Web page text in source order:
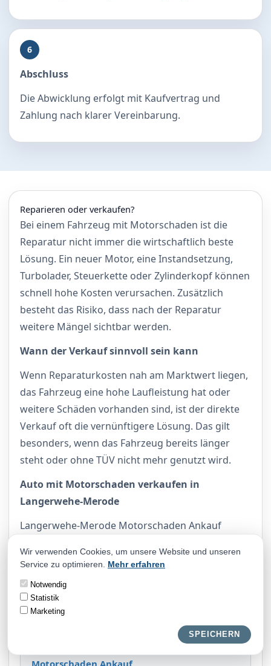
6
Abschluss
Die Abwicklung erfolgt mit Kaufvertrag und
Zahlung nach klarer Vereinbarung.
Reparieren oder verkaufen?
Bei einem Fahrzeug mit Motorschaden ist die
Reparatur nicht immer die wirtschaftlich beste
Lösung. Ein neuer Motor, eine Instandsetzung,
Turbolader, Steuerkette oder Zylinderkopf können
schnell hohe Kosten verursachen. Zusätzlich
besteht das Risiko, dass nach der Reparatur
weitere Mängel sichtbar werden.
Wann der Verkauf sinnvoll sein kann
Wenn Reparaturkosten nah am Marktwert liegen,
das Fahrzeug eine hohe Laufleistung hat oder
weitere Schäden vorhanden sind, ist der direkte
Verkauf oft die vernünftigere Lösung. Das gilt
besonders, wenn das Fahrzeug bereits länger
steht oder ohne TÜV nicht mehr genutzt wird.
Auto mit Motorschaden verkaufen in
Langerwehe-Merode
Langerwehe-Merode Motorschaden Ankauf
Entscheidend ist eine faire Einschätzung des
Restwerts. Manche Fahrzeuge sind trotz Defekt
wegen Ausstattung, Ersatzteilen oder Nachfrage
weiterhin interessant.
Weitere Orientierung bietet unsere Seite
Motorschaden Ankauf.
Wir verwenden Cookies, um unsere Website und unseren
Service zu optimieren. Mehr erfahren
Notwendig
Statistik
Marketing
SPEICHERN